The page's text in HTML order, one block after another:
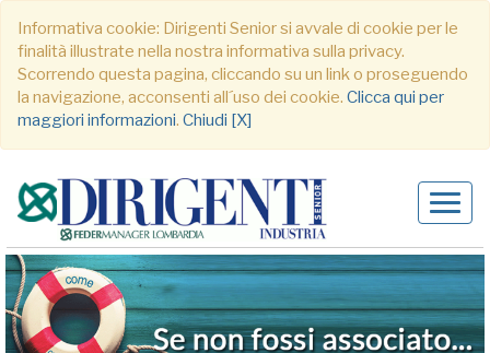
Informativa cookie: Dirigenti Senior si avvale di cookie per le
finalità illustrate nella nostra informativa sulla privacy.
Scorrendo questa pagina, cliccando su un link o proseguendo
la navigazione, acconsenti all´uso dei cookie. Clicca qui per
maggiori informazioni. Chiudi [X]